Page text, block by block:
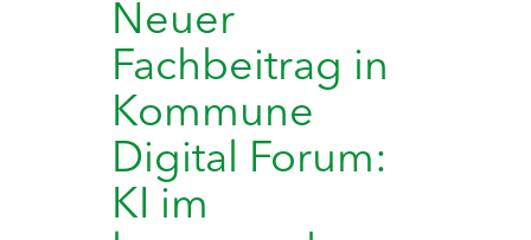
Neuer
Fachbeitrag in
Kommune
Digital Forum:
KI im